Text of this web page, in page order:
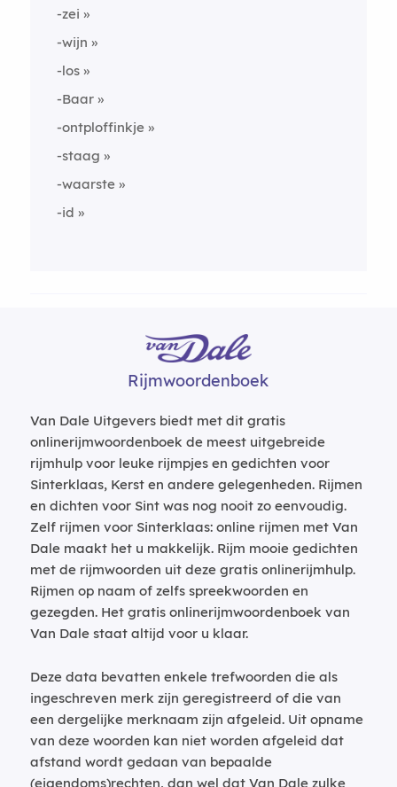
-zei
-wijn
-los
-Baar
-ontploffinkje
-staag
-waarste
-id
Rijmwoordenboek
Van Dale Uitgevers biedt met dit gratis
onlinerijmwoordenboek de meest uitgebreide
rijmhulp voor leuke rijmpjes en gedichten voor
Sinterklaas, Kerst en andere gelegenheden. Rijmen
en dichten voor Sint was nog nooit zo eenvoudig.
Zelf rijmen voor Sinterklaas: online rijmen met Van
Dale maakt het u makkelijk. Rijm mooie gedichten
met de rijmwoorden uit deze gratis onlinerijmhulp.
Rijmen op naam of zelfs spreekwoorden en
gezegden. Het gratis onlinerijmwoordenboek van
Van Dale staat altijd voor u klaar.
Deze data bevatten enkele trefwoorden die als
ingeschreven merk zijn geregistreerd of die van
een dergelijke merknaam zijn afgeleid. Uit opname
van deze woorden kan niet worden afgeleid dat
afstand wordt gedaan van bepaalde
(eigendoms)rechten, dan wel dat Van Dale zulke